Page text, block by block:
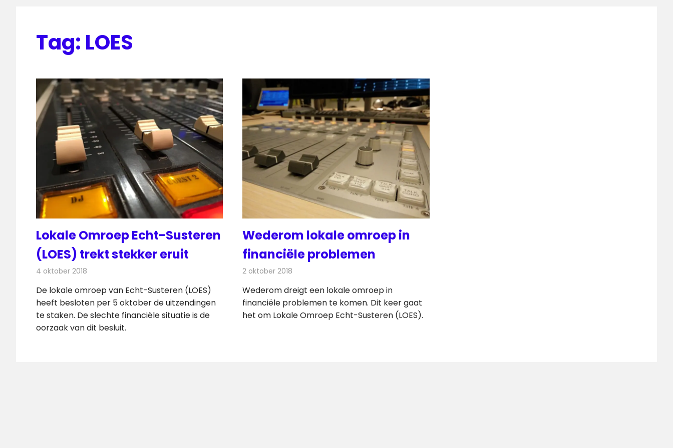
Tag: LOES
Lokale Omroep Echt-Susteren
(LOES) trekt stekker eruit
4 oktober 2018
De lokale omroep van Echt-Susteren (LOES)
heeft besloten per 5 oktober de uitzendingen
te staken. De slechte financiële situatie is de
oorzaak van dit besluit.
Wederom lokale omroep in
financiële problemen
2 oktober 2018
Wederom dreigt een lokale omroep in
financiële problemen te komen. Dit keer gaat
het om Lokale Omroep Echt-Susteren (LOES).